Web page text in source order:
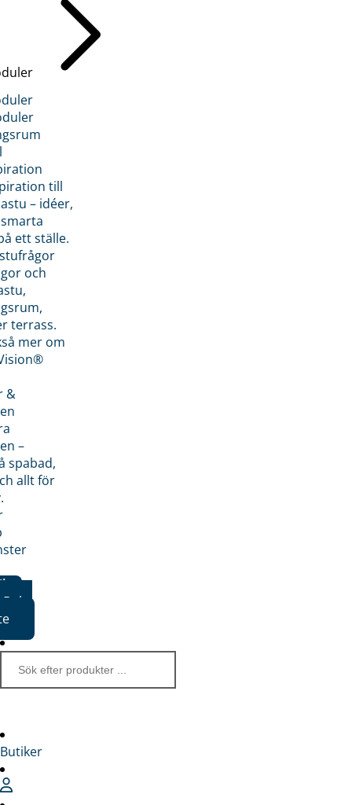
till
– idéer,
ett ställe.
och
terrass.
mer om
&
–
spabad,
allt för
Boka
Butiker